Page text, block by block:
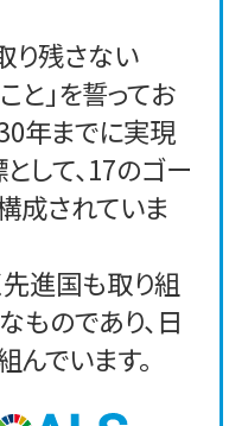
り残さない
」を誓ってお
年までに実現
して、17のゴー
成されていま
進国も取り組
ものであり、日
でいます。